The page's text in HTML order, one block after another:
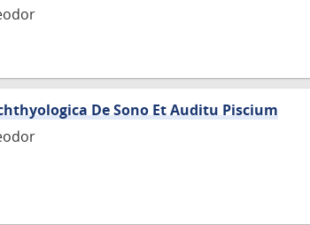
De Sono Et Auditu Piscium